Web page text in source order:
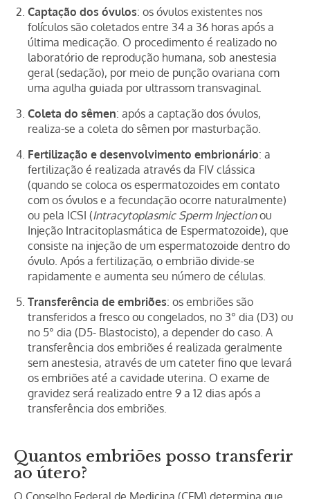
Captação dos óvulos: os óvulos existentes nos
folículos são coletados entre 34 a 36 horas após a
última medicação. O procedimento é realizado no
laboratório de reprodução humana, sob anestesia
geral (sedação), por meio de punção ovariana com
uma agulha guiada por ultrassom transvaginal.
Coleta do sêmen: após a captação dos óvulos,
realiza-se a coleta do sêmen por masturbação.
Fertilização e desenvolvimento embrionário: a
fertilização é realizada através da FIV clássica
(quando se coloca os espermatozoides em contato
com os óvulos e a fecundação ocorre naturalmente)
ou pela ICSI (Intracytoplasmic Sperm Injectionou
Injeção Intracitoplasmática de Espermatozoide), que
consiste na injeção de um espermatozoide dentro do
óvulo. Após a fertilização, o embrião divide-se
rapidamente e aumenta seu número de células.
Transferência de embriões: os embriões são
transferidos a fresco ou congelados, no 3° dia (D3) ou
no 5° dia (D5- Blastocisto), a depender do caso. A
transferência dos embriões é realizada geralmente
sem anestesia, através de um cateter fino que levará
os embriões até a cavidade uterina. O exame de
gravidez será realizado entre 9 a 12 dias após a
transferência dos embriões.
Quantos embriões posso transferir
ao útero?